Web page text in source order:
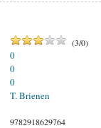
(3/0)
0
0
0
T. Brienen
9782918629764